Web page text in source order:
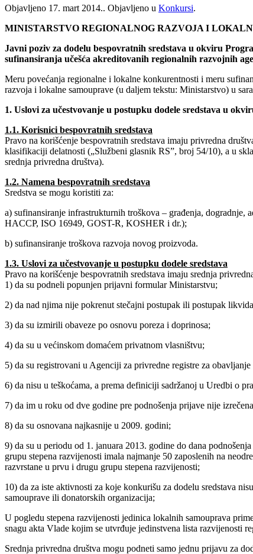
Objavljeno 17. mart 2014.. Objavljeno u Konkursi.
MINISTARSTVO REGIONALNOG RAZVOJA I
Javni poziv za dodelu bespovratnih sredstava u okviru
sufinansiranja učešća akreditovanih regionalnih razvojnih
Meru povećanja regionalne i lokalne konkurentnosti i meru
razvoja i lokalne samouprave (u daljem tekstu: Ministarstvo) u
1. Uslovi za učestvovanje u postupku dodele sredstava u
1.1. Korisnici bespovratnih sredstava
Pravo na korišćenje bespovratnih sredstava imaju privredna
klasifikaciji delatnosti („Službeni glasnik RS”, broj 54/10), a u
srednja privredna društva).
1.2. Namena bespovratnih sredstava
Sredstva se mogu koristiti za:
a) sufinansiranje infrastrukturnih troškova – građenja, dogradnje,
HACCP, ISO 16949, GOST-R, KOSHER i dr.);
b) sufinansiranje troškova razvoja novog proizvoda.
1.3. Uslovi za učestvovanje u postupku dodele sredstava
Pravo na korišćenje bespovratnih sredstava imaju srednja
1) da su podneli popunjen prijavni formular Ministarstvu;
2) da nad njima nije pokrenut stečajni postupak ili postupak
3) da su izmirili obaveze po osnovu poreza i doprinosa;
4) da su u većinskom domaćem privatnom vlasništvu;
5) da su registrovani u Agenciji za privredne registre za
6) da nisu u teškoćama, a prema definiciji sadržanoj u Uredbi o
7) da im u roku od dve godine pre podnošenja prijave nije
8) da su osnovana najkasnije u 2009. godini;
9) da su u periodu od 1. januara 2013. godine do dana
grupu stepena razvijenosti imala najmanje 50 zaposlenih na
razvrstane u prvu i drugu grupu stepena razvijenosti;
10) da za iste aktivnosti za koje konkurišu za dodelu sredstava
samouprave ili donatorskih organizacija;
U pogledu stepena razvijenosti jedinica lokalnih samouprava
snagu akta Vlade kojim se utvrđuje jedinstvena lista razvijenosti
Srednja privredna društva mogu podneti samo jednu prijavu za